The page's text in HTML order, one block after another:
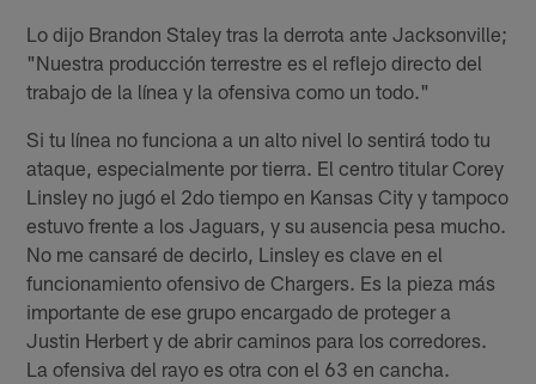
Lo dijo Brandon Staley tras la derrota ante Jacksonville;
"Nuestra producción terrestre es el reflejo directo del
trabajo de la línea y la ofensiva como un todo."
Si tu línea no funciona a un alto nivel lo sentirá todo tu
ataque, especialmente por tierra. El centro titular Corey
Linsley no jugó el 2do tiempo en Kansas City y tampoco
estuvo frente a los Jaguars, y su ausencia pesa mucho.
No me cansaré de decirlo, Linsley es clave en el
funcionamiento ofensivo de Chargers. Es la pieza más
importante de ese grupo encargado de proteger a
Justin Herbert y de abrir caminos para los corredores.
La ofensiva del rayo es otra con el 63 en cancha.